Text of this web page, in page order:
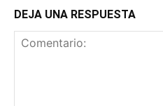
DEJA UNA RESPUESTA